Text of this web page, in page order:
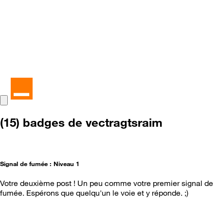
(15) badges de vectragtsraim
Signal de fumée : Niveau 1
Votre deuxième post ! Un peu comme votre premier signal de
fumée. Espérons que quelqu'un le voie et y réponde. ;)